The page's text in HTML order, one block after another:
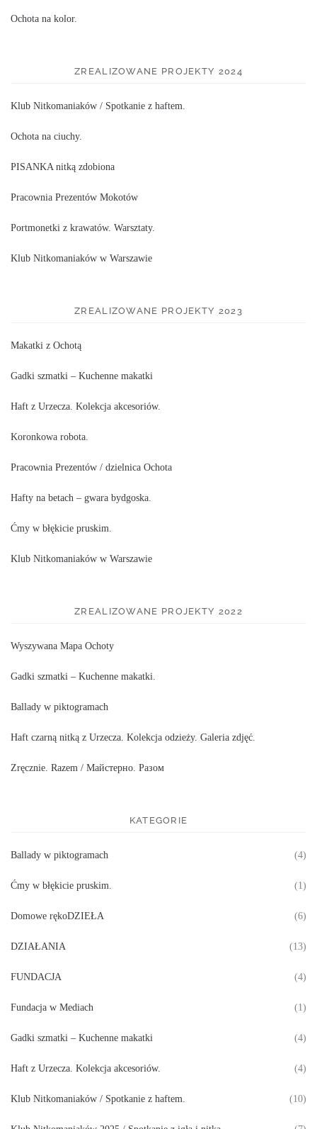
Ochota na kolor.
ZREALIZOWANE PROJEKTY 2024
Klub Nitkomaniaków / Spotkanie z haftem.
Ochota na ciuchy.
PISANKA nitką zdobiona
Pracownia Prezentów Mokotów
Portmonetki z krawatów. Warsztaty.
Klub Nitkomaniaków w Warszawie
ZREALIZOWANE PROJEKTY 2023
Makatki z Ochotą
Gadki szmatki – Kuchenne makatki
Haft z Urzecza. Kolekcja akcesoriów.
Koronkowa robota.
Pracownia Prezentów / dzielnica Ochota
Hafty na betach – gwara bydgoska.
Ćmy w błękicie pruskim.
Klub Nitkomaniaków w Warszawie
ZREALIZOWANE PROJEKTY 2022
Wyszywana Mapa Ochoty
Gadki szmatki – Kuchenne makatki.
Ballady w piktogramach
Haft czarną nitką z Urzecza. Kolekcja odzieży. Galeria zdjęć.
Zręcznie. Razem / Майстерно. Разом
KATEGORIE
Ballady w piktogramach (4)
Ćmy w błękicie pruskim. (1)
Domowe rękoDZIEŁA (6)
DZIAŁANIA (13)
FUNDACJA (4)
Fundacja w Mediach (1)
Gadki szmatki – Kuchenne makatki (4)
Haft z Urzecza. Kolekcja akcesoriów. (4)
Klub Nitkomaniaków / Spotkanie z haftem. (10)